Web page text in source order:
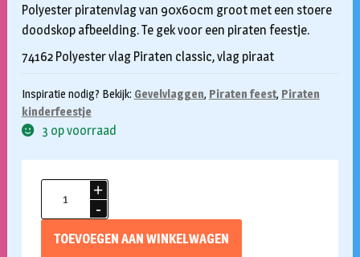
Polyester piratenvlag van 90x60cm groot met een stoere
doodskop afbeelding. Te gek voor een piraten feestje.
74162 Polyester vlag Piraten classic, vlag piraat
Inspiratie nodig? Bekijk: Gevelvlaggen, Piraten feest, Piraten
kinderfeestje
3 op voorraad
Piratenvlag
90cm
TOEVOEGEN AAN WINKELWAGEN